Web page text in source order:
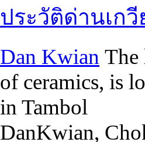
ประวัติด่านเก
Dan Kwian The
of ceramics, is
in Tambol
DanKwian,